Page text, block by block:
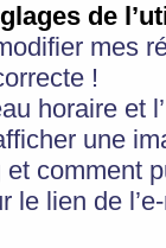
de
mes
!
horaire et
une
comment
le lien de